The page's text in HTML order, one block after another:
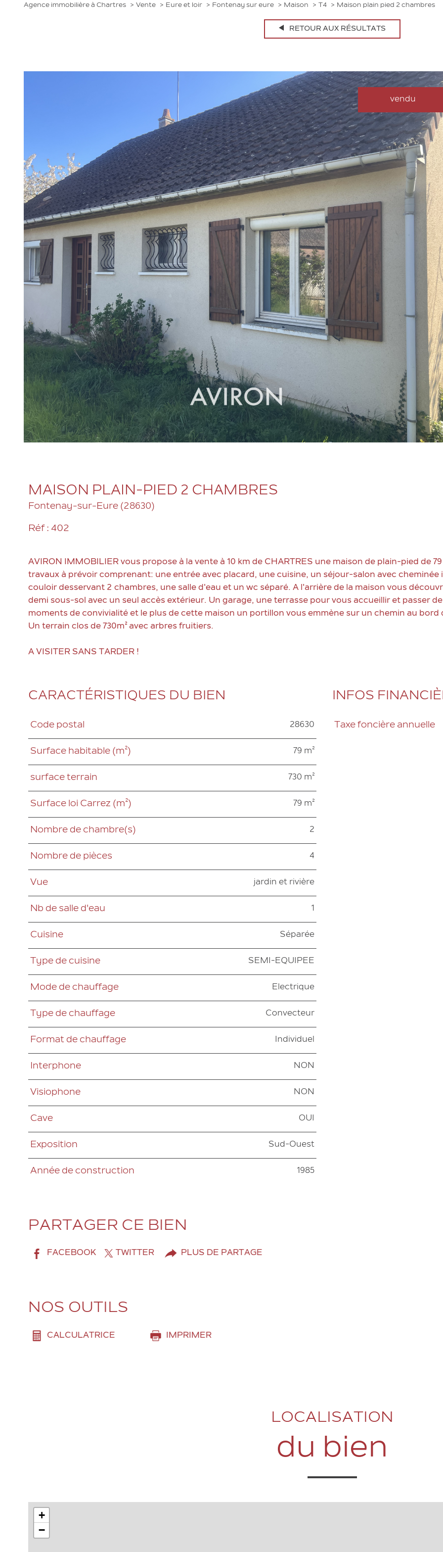
Agence immobilière à Chartres Vente Eure et loir Fontenay sur eure Maison T4 Maison plain pied 2 chambres
RETOUR AUX RÉSULTATS
vendu
MAISON PLAIN-PIED 2 CHAMBRES
Fontenay-sur-Eure (28630)
Réf : 402
AVIRON IMMOBILIER vous propose à la vente à 10 km de CHARTRES une maison de plain-pied de 79
travaux à prévoir comprenant: une entrée avec placard, une cuisine, un séjour-salon avec cheminée
couloir desservant 2 chambres, une salle d'eau et un wc séparé. A l'arrière de la maison vous
demi sous-sol avec un seul accès extérieur. Un garage, une terrasse pour vous accueillir et passer
moments de convivialité et le plus de cette maison un portillon vous emmène sur un chemin au bord
Un terrain clos de 730m² avec arbres fruitiers.
A VISITER SANS TARDER !
CARACTÉRISTIQUES DU BIEN
Caractéristiques
Code postal 28630
Surface habitable (m²) 79 m²
surface terrain 730 m²
Surface loi Carrez (m²) 79 m²
Nombre de chambre(s) 2
Nombre de pièces 4
Vue jardin et rivière
Nb de salle d'eau 1
Cuisine Séparée
Type de cuisine SEMI-EQUIPEE
Mode de chauffage Electrique
Type de chauffage Convecteur
Format de chauffage Individuel
Interphone NON
Visiophone NON
Cave OUI
Exposition Sud-Ouest
Année de construction 1985
INFOS
Caractéristiques Valeurs
Taxe foncière annuelle
PARTAGER CE BIEN
FACEBOOK TWITTER PLUS DE PARTAGE
NOS OUTILS
CALCULATRICE IMPRIMER
LOCALISATION
du bien
+
−